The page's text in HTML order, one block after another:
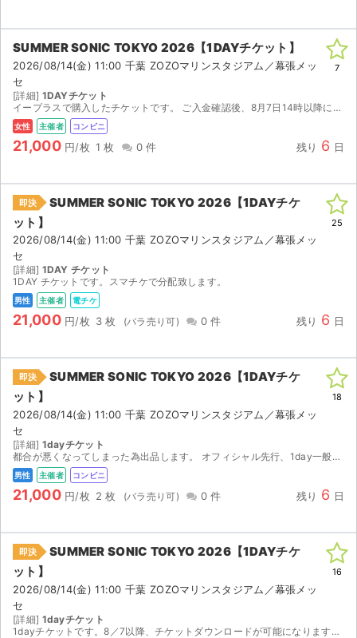
SUMMER SONIC TOKYO 2026【1DAYチケット】
2026/08/14(金) 11:00 千葉 ZOZOマリンスタジアム／幕張メッ
セ
[詳細] 1DAYチケット
イープラスで購入したチケットです。 ご入金確認後、8月7日14時以降にセブンイレブンでの発券番号をお伝えします。 発券の際に店頭発券手数料165円を別途お支払いください。
女性 主催者 コンビニ
21,000 円/枚 1 枚 0 件 残り 6 日
7
即決
SUMMER SONIC TOKYO 2026【1DAYチケ
ット】
2026/08/14(金) 11:00 千葉 ZOZOマリンスタジアム／幕張メッ
セ
[詳細] 1DAY チケット
1DAY チケットです。スマチケで分配致します。
男性 主催者 電チケ
21,000 円/枚 3 枚 0 件 残り 6 日
25
即決
SUMMER SONIC TOKYO 2026【1DAYチケ
ット】
2026/08/14(金) 11:00 千葉 ZOZOマリンスタジアム／幕張メッ
セ
[詳細] 1dayチケット
都合が悪くなってしまった為出品します。 オフィシャル先行、1day一般。支払い済です。 入金確認後、セブンイレブンでの発券番号をお伝えします。8/9 14時～発券開始です。 発券の際に別途...
男性 主催者 コンビニ
21,000 円/枚 2 枚 0 件 残り 6 日
18
即決
SUMMER SONIC TOKYO 2026【1DAYチケ
ット】
2026/08/14(金) 11:00 千葉 ZOZOマリンスタジアム／幕張メッ
セ
[詳細] 1dayチケット
1dayチケットです。8／7以降、チケットダウンロードが可能になりますので、スマチケで分配いたします。
16